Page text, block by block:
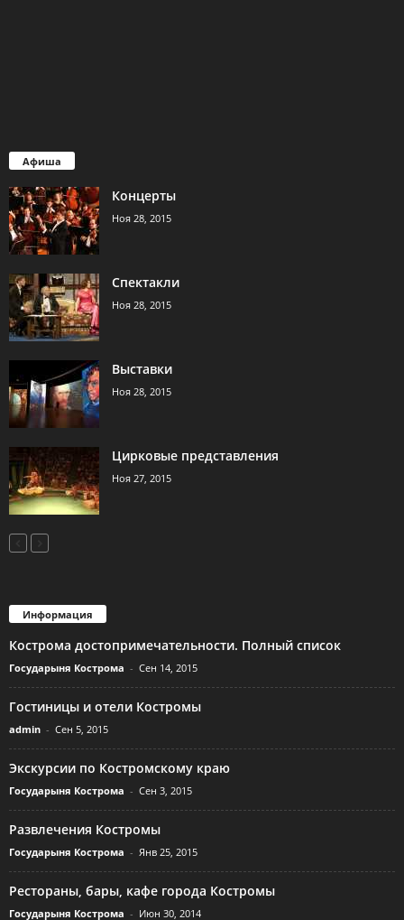
Афиша
Концерты
Ноя 28, 2015
Спектакли
Ноя 28, 2015
Выставки
Ноя 28, 2015
Цирковые представления
Ноя 27, 2015
Информация
Кострома достопримечательности. Полный список
Государыня Кострома - Сен 14, 2015
Гостиницы и отели Костромы
admin - Сен 5, 2015
Экскурсии по Костромскому краю
Государыня Кострома - Сен 3, 2015
Развлечения Костромы
Государыня Кострома - Янв 25, 2015
Рестораны, бары, кафе города Костромы
Государыня Кострома - Июн 30, 2014